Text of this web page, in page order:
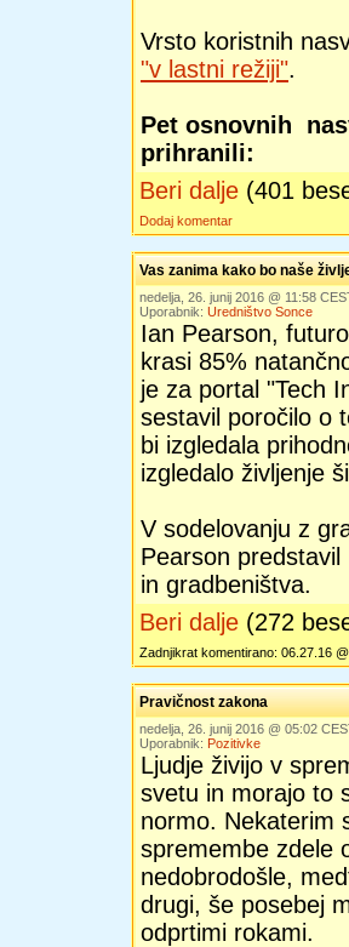
Vrsto koristnih
"v lastni režiji".
Pet osnovnih
prihranili:
Beri dalje (401
Dodaj komentar
Vas zanima kako bo naše
nedelja, 26. junij 2016 @ 11:58
Uporabnik: Uredništvo Sonce
Ian Pearson,
krasi 85%
je za portal "Tech
sestavil poročilo o
bi izgledala
izgledalo življenje
V sodelovanju z
Pearson
in gradbeništva.
Beri dalje (272
Zadnjikrat komentirano: 06.27.16
Pravičnost zakona
nedelja, 26. junij 2016 @ 05:02
Uporabnik: Pozitivke
Ljudje živijo v
svetu in morajo to
normo. Nekaterim
spremembe zdele
nedobrodošle,
drugi, še posebej
odprtimi rokami.